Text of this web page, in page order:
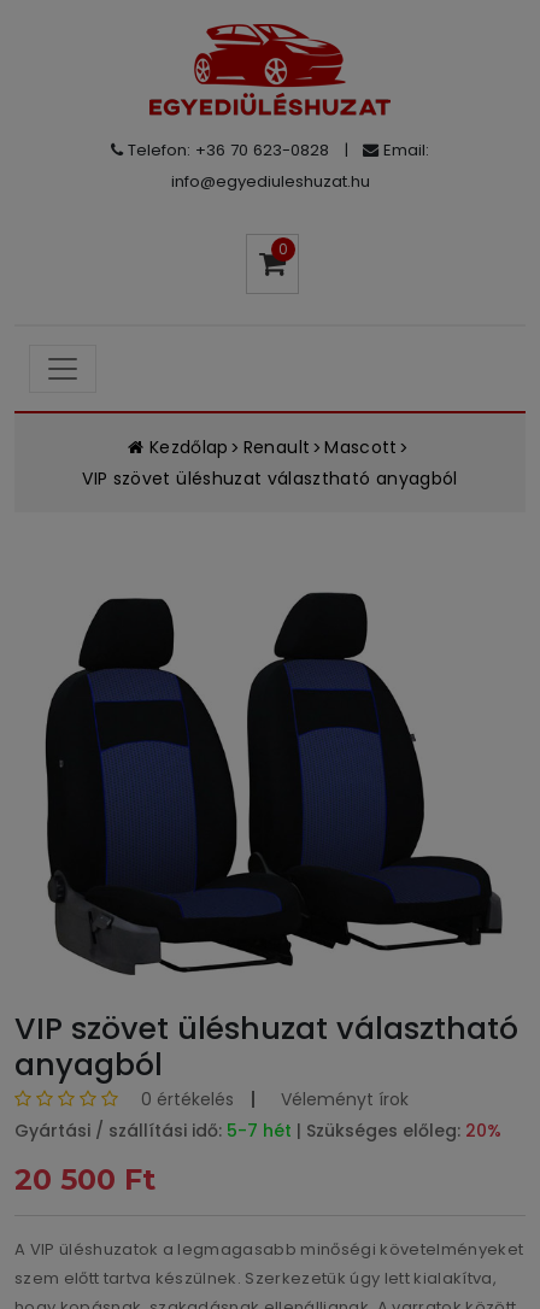
Telefon: +36 70 623-0828 |
Email:
info@egyediuleshuzat.hu
0
Kezdőlap Renault
Mascott
VIP szövet üléshuzat választható anyagból
VIP szövet üléshuzat választható
anyagból
0 értékelés
Véleményt írok
Gyártási / szállítási idő: 5-7 hét | Szükséges előleg: 20%
20 500 Ft
A VIP üléshuzatok a legmagasabb minőségi követelményeket
szem előtt tartva készülnek. Szerkezetük úgy lett kialakítva,